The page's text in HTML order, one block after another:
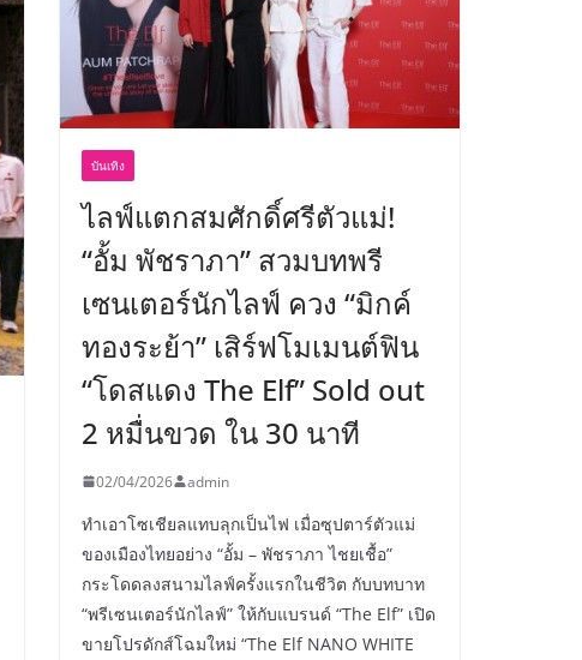
บันเทิง
ไลฟ์แตกสมศักดิ์ศรีตัวแม่!
“อั้ม พัชราภา” สวมบทพรี
เซนเตอร์นักไลฟ์ ควง “มิกค์
ทองระย้า” เสิร์ฟโมเมนต์ฟิน
“โดสแดง The Elf” Sold out
2 หมื่นขวด ใน 30 นาที
02/04/2026 admin
ทำเอาโซเชียลแทบลุกเป็นไฟ เมื่อซุปตาร์ตัวแม่
ของเมืองไทยอย่าง “อั้ม – พัชราภา ไชยเชื้อ”
กระโดดลงสนามไลฟ์ครั้งแรกในชีวิต กับบทบาท
“พรีเซนเตอร์นักไลฟ์” ให้กับแบรนด์ “The Elf” เปิด
ขายโปรดักส์โฉมใหม่ “The Elf NANO WHITE